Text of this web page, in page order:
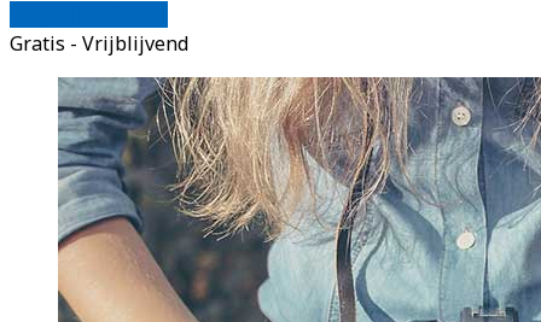
Gratis - Vrijblijvend